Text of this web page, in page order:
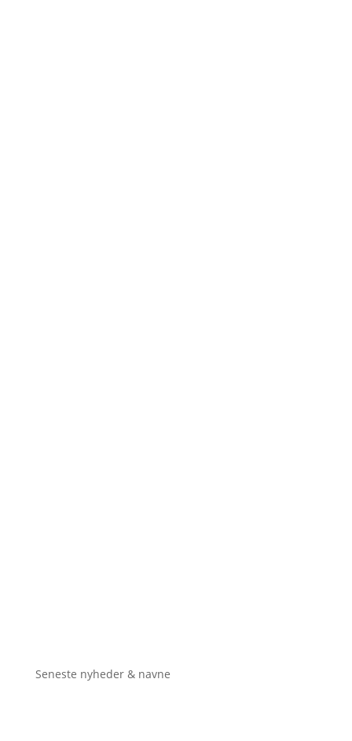
Seneste nyheder & navne